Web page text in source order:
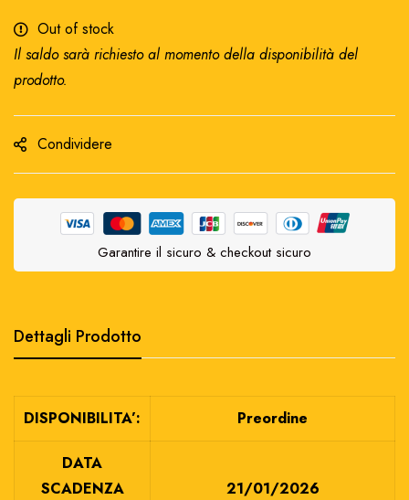
Out of stock
Il saldo sarà richiesto al momento della disponibilità del
prodotto.
Condividere
Garantire il sicuro & checkout sicuro
Dettagli Prodotto
DISPONIBILITA’: Preordine
DATA
SCADENZA
21/01/2026